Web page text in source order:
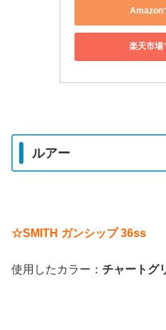
Amazon
楽天市場
ルアー
☆SMITH ガンシップ 36ss
使用したカラー： チャートグ